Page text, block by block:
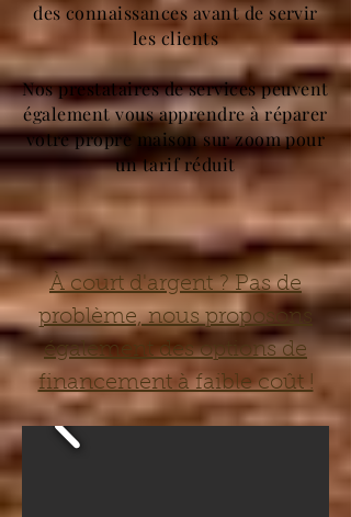
des connaissances avant de servir
les clients
Nos prestataires de services peuvent
également vous apprendre à réparer
votre propre maison sur zoom pour
un tarif réduit
À court d'argent ? Pas de
problème, nous proposons
également des options de
financement à faible coût !